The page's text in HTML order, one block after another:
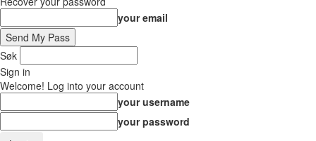
your email
Søk
Sign in
Welcome! Log into your account
your username
your password